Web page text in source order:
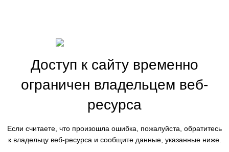
Доступ к сайту временно
ограничен владельцем веб-
ресурса
Если считаете, что произошла ошибка, пожалуйста, обратитесь
к владельцу веб-ресурса и сообщите данные, указанные ниже.